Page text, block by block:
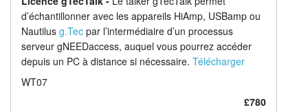
d’échantillonner avec les appareils HiAmp, USBamp ou
Nautilus g.Tecpar l’intermédiaire d’un processus
serveur gNEEDaccess, auquel vous pourrez accéder
depuis un PC à distance si nécessaire. Télécharger
WT07
£780